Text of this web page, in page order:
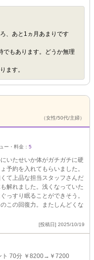
、あと1ヵ月あまりです
でもあります。どうか無理
ます。
（女性/50代/主婦）
ー・料金： 5
いたせいか体がガチガチに硬
予約を入れてもらいました。
て上品な担当スタッフさんだ
解れました。浅くなっていた
っすり眠ることができそう。
この回復力。またしんどくな
[投稿日] 2025/10/19
ト 70分 ￥8200→￥7200